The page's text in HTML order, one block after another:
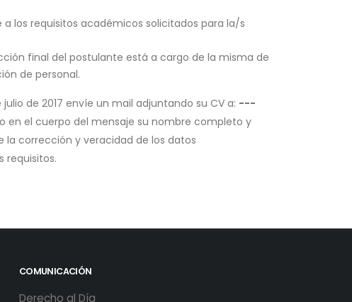
a los requisitos académicos solicitados para la/s
final del postulante está a cargo de la misma de
de personal.
de 2017 envíe un mail adjuntando su CV a: ---
en el cuerpo del mensaje su nombre completo y
la corrección y veracidad de los datos
requisitos.
COMUNICACIÓN
Derecho al Día